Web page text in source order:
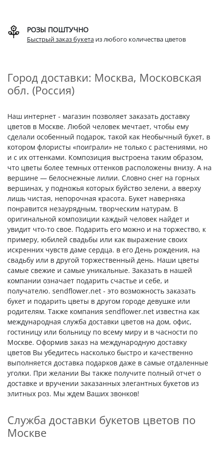
РОЗЫ ПОШТУЧНО
Быстрый заказ букета из любого количества цветов
Город доставки: Москва, Московская
обл. (Россия)
Наш интернет - магазин позволяет заказать доставку
цветов в Москве. Любой человек мечтает, чтобы ему
сделали особенный подарок, такой как Необычный букет, в
котором флористы «поиграли» не только с растениями, но
и с их оттенками. Композиция выстроена таким образом,
что цветы более темных оттенков расположены внизу. А на
вершине — белоснежные лилии. Словно снег на горных
вершинах, у подножья которых буйство зелени, а вверху
лишь чистая, непорочная красота. Букет наверняка
понравится незаурядным, творческим натурам. В
оригинальной композиции каждый человек найдет и
увидит что-то свое. Подарить его можно и на торжество, к
примеру, юбилей свадьбы или как выражение своих
искренних чувств даме сердца. в его День рождения, на
свадьбу или в другой торжественный день. Наши цветы
самые свежие и самые уникальные. Заказать в нашей
компании означает подарить счастье и себе, и
получателю. sendflower.net - это возможность заказать
букет и подарить цветы в другом городе девушке или
родителям. Также компания sendflower.net известна как
международная служба доставки цветов на дом, офис,
гостиницу или больницу по всему миру и в часности по
Москве. Оформив заказ на международную доставку
цветов Вы убедитесь насколько быстро и качественно
выполняется доставка подарков даже в самые отдаленные
уголки. При желании Вы также получите полный отчет о
доставке и вручении заказанных элегантных букетов из
элитных роз. Мы ждем Ваших звонков!
Служба доставки букетов цветов по
Москве